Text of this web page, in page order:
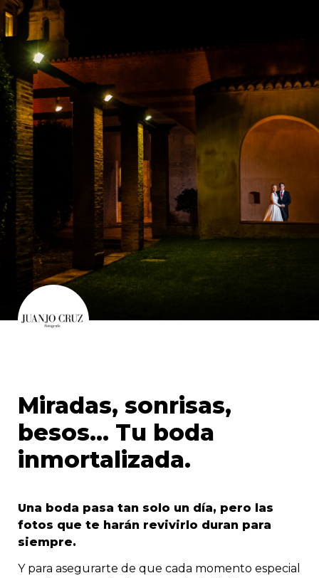
Miradas, sonrisas,
besos... Tu boda
inmortalizada.
Una boda pasa tan solo un día, pero las
fotos que te harán revivirlo duran para
siempre.
Y para asegurarte de que cada momento especial